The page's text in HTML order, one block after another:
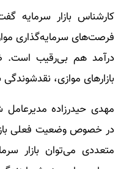
کارشناس بازار سرمایه
فرصت‌های سرمایه‌گذاری
درآمد هم بی‌رقیب است.
بازارهای موازی، نقدشوندگی
مهدی حیدرزاده
در خصوص وضعیت فعلی
متعددی می‌توان بازار